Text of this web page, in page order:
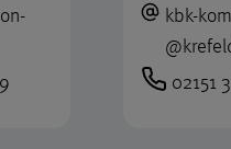
­
kbk-
@
02151